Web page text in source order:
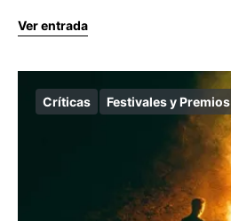
Ver entrada
Críticas Festivales y Premios